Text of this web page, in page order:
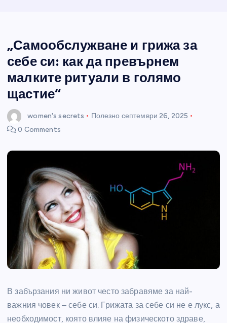
„Самообслужване и грижа за
себе си: как да превърнем
малките ритуали в голямо
щастие“
women's secrets Полезно септември 26, 2025
0 Comments
В забързания ни живот често забравяме за най-
важния човек – себе си. Грижата за себе си не е лукс, а
необходимост, която влияе на физическото здраве,